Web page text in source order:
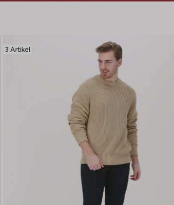
3 Artikel